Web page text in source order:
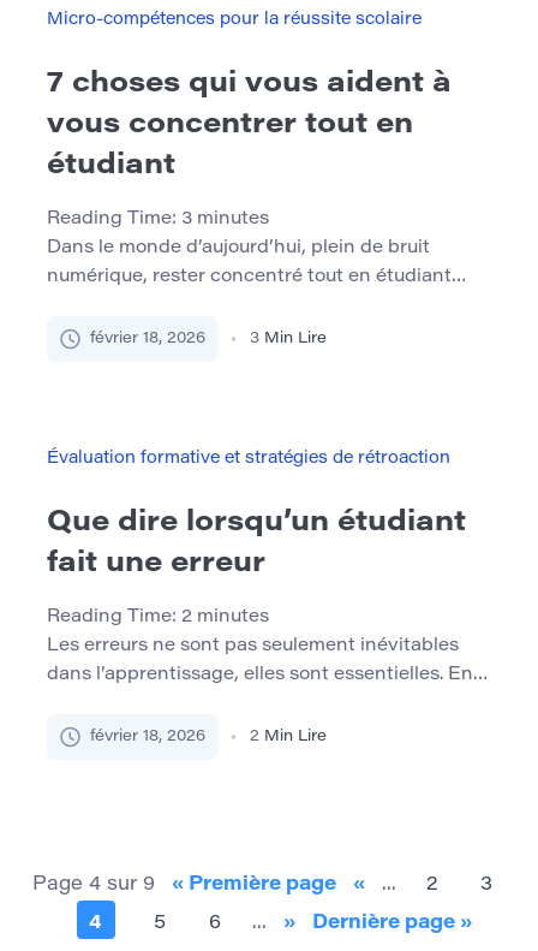
– Arrêter – Continuer Cette approche structurée
Micro-compétences pour la réussite scolaire
7 choses qui vous aident à
vous concentrer tout en
étudiant
Reading Time: 3 minutes
Dans le monde d’aujourd’hui, plein de bruit
numérique, rester concentré tout en étudiant
fatigue et les distractions interminables rendent
trouverez ci-dessous 7 moyens efficaces
février 18, 2026 3 Min Lire
Évaluation formative et stratégies de rétroaction
Que dire lorsqu’un étudiant
fait une erreur
Reading Time: 2 minutes
Les erreurs ne sont pas seulement inévitables
dans l’apprentissage, elles sont essentielles. En
réagissons lorsqu’un étudiant fait une erreur peut
réfléchir, de repenser et de […]
février 18, 2026 2 Min Lire
Page 4 sur 9 « Première page « ... 2
3
4
5 6 ... » Dernière page »